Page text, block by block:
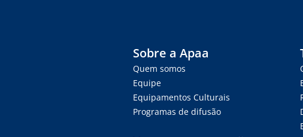
Sobre a Apaa
Quem somos
Equipe
Equipamentos Culturais
Programas de difusão